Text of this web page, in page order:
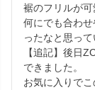
裾のフリルが可
何にでも合わ
ったなと思って
【追記】後日
できました。
お気に入りで